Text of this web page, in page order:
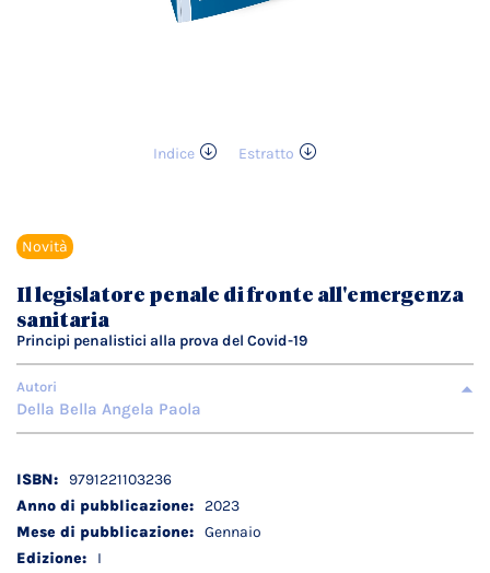
Indice
Estratto
galleria
di
immagini
Novità
Il legislatore penale di fronte all'emergenza
sanitaria
Principi penalistici alla prova del Covid-19
Autori
Della Bella Angela Paola
Dettagli
tecnici
9791221103236
2023
Gennaio
I